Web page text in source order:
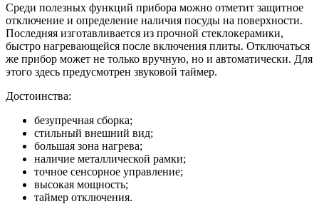
Среди полезных функций прибора можно отметит защитное
отключение и определение наличия посуды на поверхности.
Последняя изготавливается из прочной стеклокерамики,
быстро нагревающейся после включения плиты. Отключаться
же прибор может не только вручную, но и автоматически. Для
этого здесь предусмотрен звуковой таймер.
Достоинства:
безупречная сборка;
стильный внешний вид;
большая зона нагрева;
наличие металлической рамки;
точное сенсорное управление;
высокая мощность;
таймер отключения.